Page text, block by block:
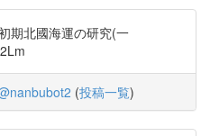
期北國海運の研究(一
(投稿一覧)